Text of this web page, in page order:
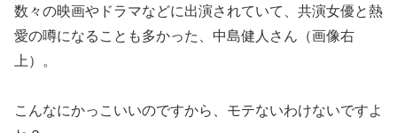
数々の映画やドラマなどに出演されていて、共演女優と熱
愛の噂になることも多かった、中島健人さん（画像右
上）。
こんなにかっこいいのですから、モテないわけないですよ